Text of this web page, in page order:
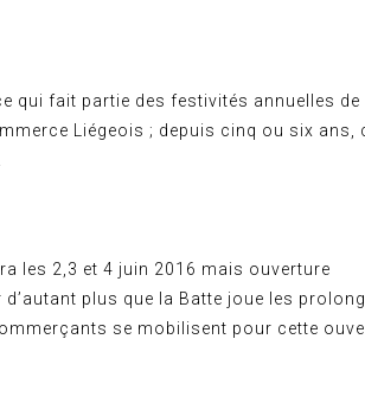
qui fait partie des festivités annuelles de
Liégeois ; depuis cinq ou six ans,
les 2,3 et 4 juin 2016 mais ouverture
plus que la Batte joue les
se mobilisent pour cette